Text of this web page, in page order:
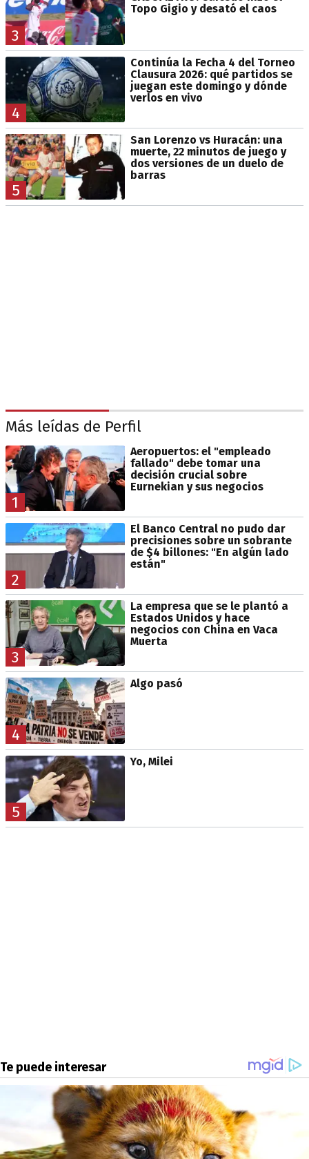
3
Topo Gigio y desató el caos
4
Continúa la Fecha 4 del Torneo
Clausura 2026: qué partidos se
juegan este domingo y dónde
verlos en vivo
5
San Lorenzo vs Huracán: una
muerte, 22 minutos de juego y
dos versiones de un duelo de
barras
Más leídas de Perfil
1
Aeropuertos: el "empleado
fallado" debe tomar una
decisión crucial sobre
Eurnekian y sus negocios
2
El Banco Central no pudo dar
precisiones sobre un sobrante
de $4 billones: "En algún lado
están"
3
La empresa que se le plantó a
Estados Unidos y hace
negocios con China en Vaca
Muerta
4
Algo pasó
5
Yo, Milei